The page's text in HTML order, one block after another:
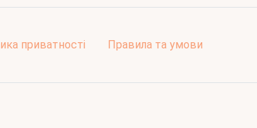
приватності Правила та умови